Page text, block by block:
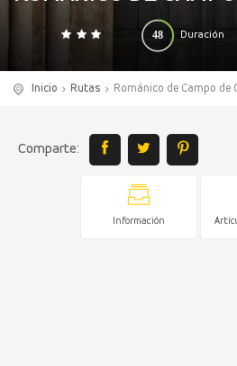
Duración
48
0 140
Inicio Rutas Románico de Campo de
Comparte:
Información